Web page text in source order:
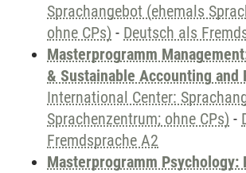
Sprachangebot (ehemals
ohne CPs) - Deutsch als
Masterprogramm
& Sustainable Accounting and
International Center:
Sprachenzentrum; ohne CPs) -
Fremdsprache A2
Masterprogramm Psychology: